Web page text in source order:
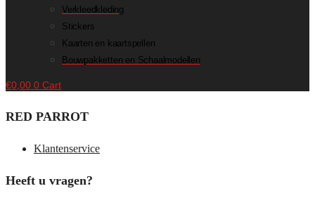
Verkleedkleding
Stickers
Kaarten en kaartspellen
Bouwpakketten en Schaalmodellen
€0,00 0 Cart
RED PARROT
Klantenservice
Heeft u vragen?